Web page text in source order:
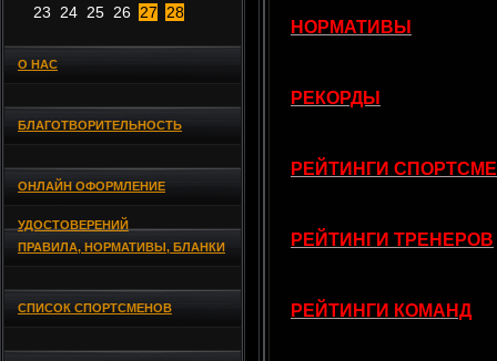
23
24 25 26 27 28
О НАС
БЛАГОТВОРИТЕЛЬНОСТЬ
ОНЛАЙН ОФОРМЛЕНИЕ
УДОСТОВЕРЕНИЙ
ПРАВИЛА, НОРМАТИВЫ, БЛАНКИ
СПИСОК СПОРТСМЕНОВ
НОРМАТИВЫ
РЕКОРДЫ
РЕЙТИНГИ
РЕЙТИНГИ ТРЕНЕРОВ
РЕЙТИНГИ КОМАНД